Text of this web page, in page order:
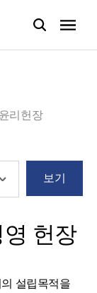
윤리헌장
보기
헌장
설립목적을